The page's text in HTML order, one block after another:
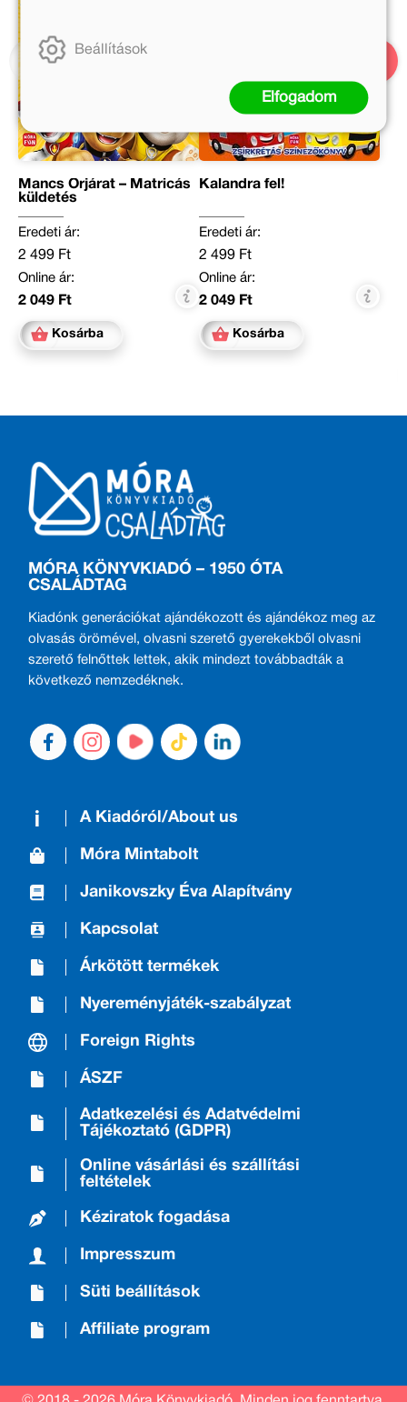
Mancs Őrjárat – Matricás
küldetés
Eredeti ár:
2 499 Ft
Online ár:
2 049 Ft
Kosárba
Kalandra fel!
Eredeti ár:
2 499 Ft
Online ár:
2 049 Ft
Kosárba
MÓRA KÖNYVKIADÓ – 1950 ÓTA
CSALÁDTAG
Kiadónk generációkat ajándékozott és ajándékoz meg az
olvasás örömével, olvasni szerető gyerekekből olvasni
szerető felnőttek lettek, akik mindezt továbbadták a
következő nemzedéknek.
A Kiadóról/About us
Móra Mintabolt
Janikovszky Éva Alapítvány
Kapcsolat
Árkötött termékek
Nyereményjáték-szabályzat
Foreign Rights
ÁSZF
Adatkezelési és Adatvédelmi
Tájékoztató (GDPR)
Online vásárlási és szállítási
feltételek
Kéziratok fogadása
Impresszum
Süti beállítások
Affiliate program
Beállítások
Elfogadom